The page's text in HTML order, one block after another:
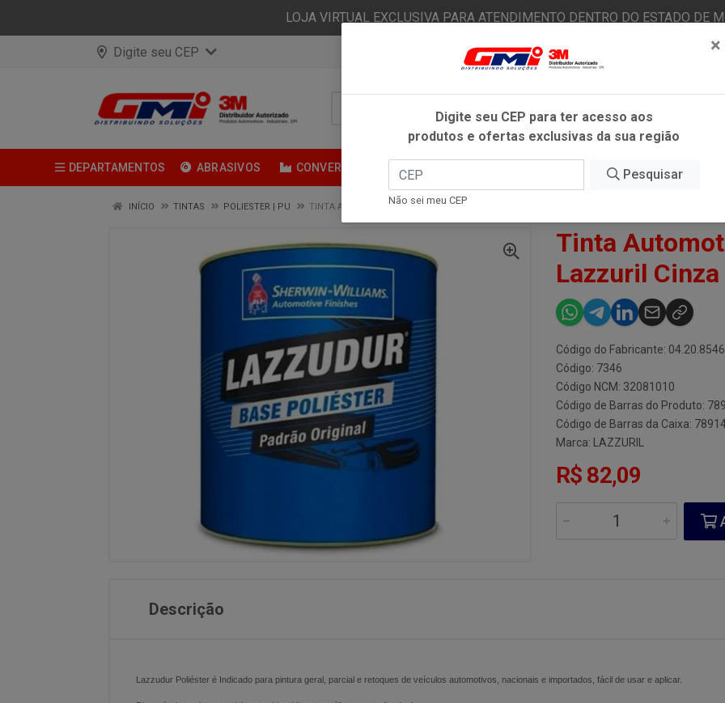
LOJA VIRTUAL EXCLUSIVA PARA ATENDIMENTO DENTRO DO ESTADO DE
Digite seu CEP Já é cliente? - Entrar
DEPARTAMENTOS ABRASIVOS CONVERSÃO FITAS ADESIVAS ESTÉTICA AUTOMOTIVA
INÍCIO TINTAS POLIESTER | PU TINTA AUTOMOTIVA POL 900ML LAZZURIL CINZA PALADIUM HONDA
Tinta
Lazzuril
Código do Fabricante:
Código: 7346
Código NCM: 32081010
Código de Barras do Produto:
Código de Barras da Caixa:
Marca:
LAZZURIL
R$ 82,09
Descrição
Lazzudur Poliéster é Indicado para pintura geral, parcial e retoques de veículos automotivos, nacionais e importados, fácil de usar e aplicar.
×
Digite seu CEP para ter acesso aos
produtos e ofertas exclusivas da sua região
Pesquisar
Não sei meu CEP